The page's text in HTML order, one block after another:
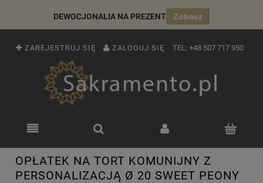
DEWOCJONALIA NA PREZENT Zobacz
ZAREJESTRUJ SIĘ ZALOGUJ SIĘ TEL: +48 507 717 950
OPŁATEK NA TORT KOMUNIJNY Z
PERSONALIZACJĄ Ø 20 SWEET PEONY